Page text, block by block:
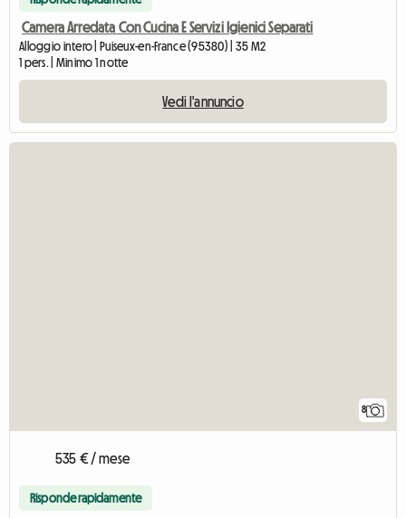
Camera Arredata Con Cucina E Servizi Igienici Separati
Alloggio intero | Puiseux-en-France (95380) | 35 M2
1 pers. | Minimo 1 notte
Vedi l'annuncio
8
535 € / mese
Risponde rapidamente